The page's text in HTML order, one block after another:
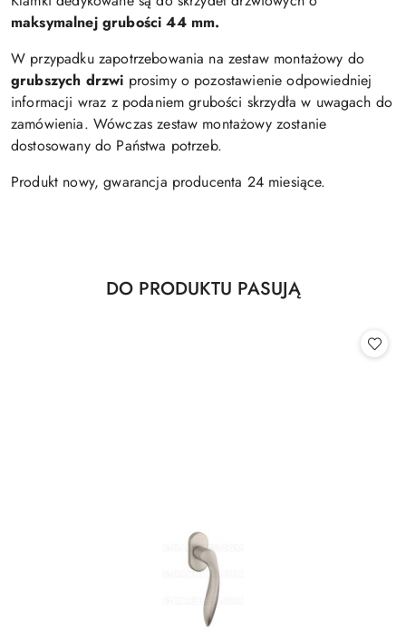
maksymalnej grubości 44 mm.
W przypadku zapotrzebowania na zestaw montażowy do
grubszych drzwi prosimy o pozostawienie odpowiedniej
informacji wraz z podaniem grubości skrzydła w uwagach do
zamówienia. Wówczas zestaw montażowy zostanie
dostosowany do Państwa potrzeb.
Produkt nowy, gwarancja producenta 24 miesiące.
Pomiń karuzelę produktów
Produkty
DO PRODUKTU PASUJĄ